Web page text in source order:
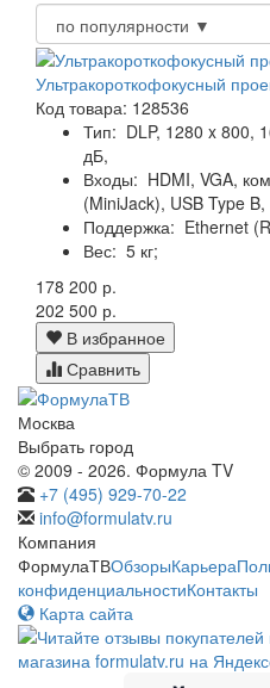
Ультракороткофокусный
Код товара: 128536
Тип: DLP, 1280 x 800,
дБ,
Входы: HDMI, VGA,
(MiniJack), USB Type B,
Поддержка: Ethernet
Вес: 5 кг;
178 200 р.
202 500 р.
В избранное
Сравнить
Москва
Выбрать город
© 2009 - 2026. Формула TV
+7 (495) 929-70-22
info@formulatv.ru
Компания
ФормулаТВОбзорыКарьера
конфиденциальностиКонтакты
Карта сайта